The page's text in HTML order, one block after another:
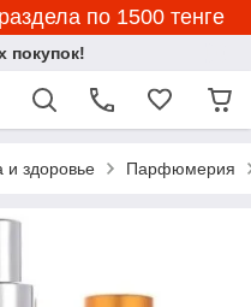
по 1500 тенге
покупок!
и здоровье Парфюмерия